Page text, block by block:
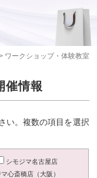
ワークショップ・体験教室
催情報
い。複数の項目を選択
シモジマ名古屋店
心斎橋店（大阪）